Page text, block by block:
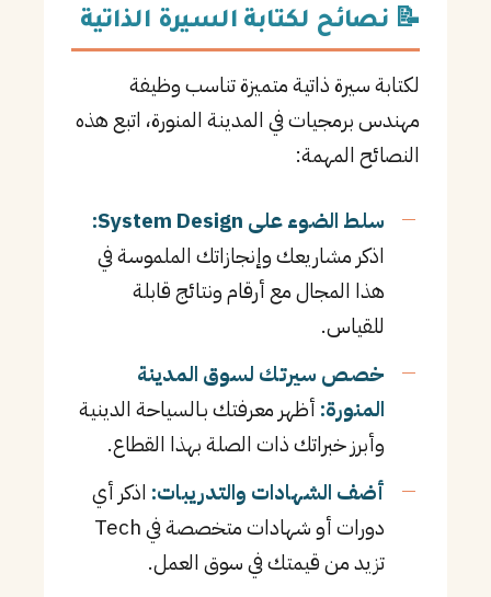
📝 نصائح لكتابة السيرة الذاتية
لكتابة سيرة ذاتية متميزة تناسب وظيفة
مهندس برمجيات في المدينة المنورة، اتبع هذه
النصائح المهمة:
سلط الضوء على System Design:
اذكر مشاريعك وإنجازاتك الملموسة في
هذا المجال مع أرقام ونتائج قابلة
للقياس.
خصص سيرتك لسوق المدينة
المنورة: أظهر معرفتك بـالسياحة الدينية
وأبرز خبراتك ذات الصلة بهذا القطاع.
أضف الشهادات والتدريبات: اذكر أي
دورات أو شهادات متخصصة في Tech
تزيد من قيمتك في سوق العمل.